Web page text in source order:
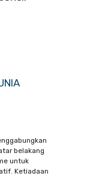
belakang
untuk
Ketiadaan